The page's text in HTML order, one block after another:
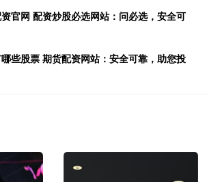
官网 配资炒股必选网站：问必选，安全可
些股票 期货配资网站：安全可靠，助您投